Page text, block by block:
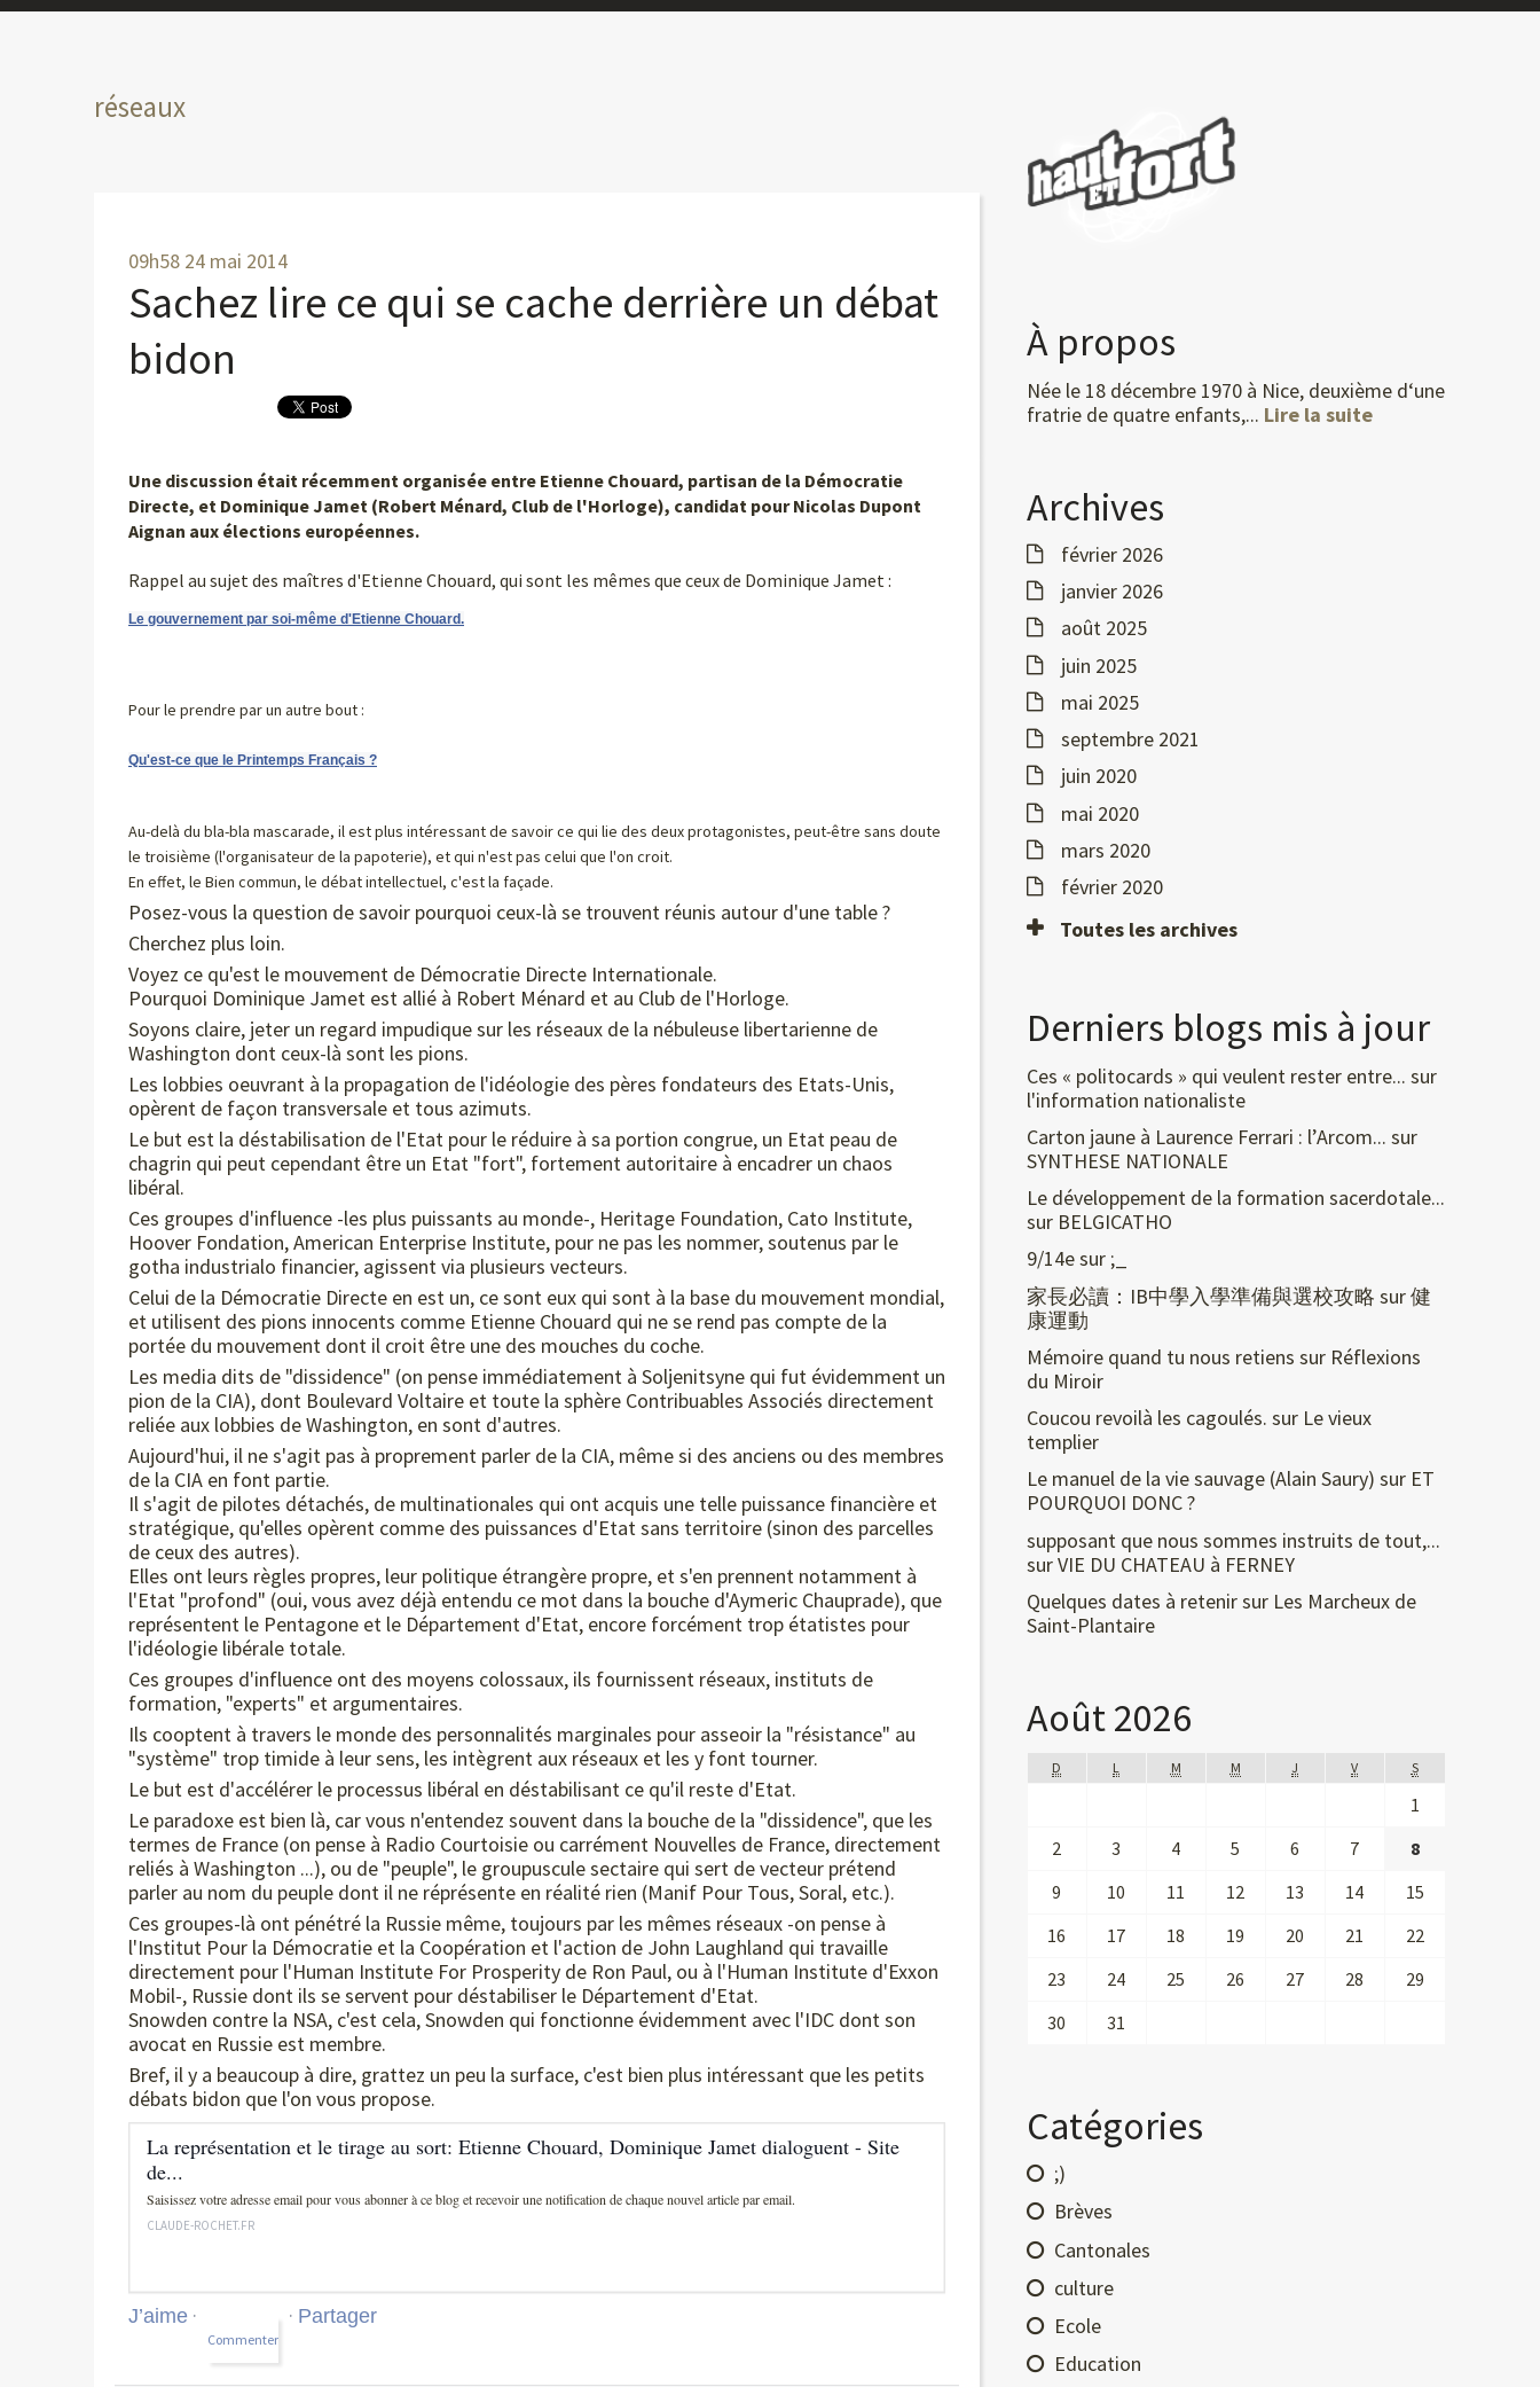
réseaux
09h58 24 mai 2014
Sachez lire ce qui se cache derrière un débat
bidon
Une discussion était récemment organisée entre Etienne Chouard, partisan de la Démocratie
Directe, et Dominique Jamet (Robert Ménard, Club de l'Horloge), candidat pour Nicolas Dupont
Aignan aux élections européennes.
Rappel au sujet des maîtres d'Etienne Chouard, qui sont les mêmes que ceux de Dominique Jamet :
Le gouvernement par soi-même d'Etienne Chouard.
Pour le prendre par un autre bout :
Qu'est-ce que le Printemps Français ?
Au-delà du bla-bla mascarade, il est plus intéressant de savoir ce qui lie des deux protagonistes, peut-être sans doute
le troisième (l'organisateur de la papoterie), et qui n'est pas celui que l'on croit.
En effet, le Bien commun, le débat intellectuel, c'est la façade.
Posez-vous la question de savoir pourquoi ceux-là se trouvent réunis autour d'une table ?
Cherchez plus loin.
Voyez ce qu'est le mouvement de Démocratie Directe Internationale.
Pourquoi Dominique Jamet est allié à Robert Ménard et au Club de l'Horloge.
Soyons claire, jeter un regard impudique sur les réseaux de la nébuleuse libertarienne de
Washington dont ceux-là sont les pions.
Les lobbies oeuvrant à la propagation de l'idéologie des pères fondateurs des Etats-Unis,
opèrent de façon transversale et tous azimuts.
Le but est la déstabilisation de l'Etat pour le réduire à sa portion congrue, un Etat peau de
chagrin qui peut cependant être un Etat "fort", fortement autoritaire à encadrer un chaos
libéral.
Ces groupes d'influence -les plus puissants au monde-, Heritage Foundation, Cato Institute,
Hoover Fondation, American Enterprise Institute, pour ne pas les nommer, soutenus par le
gotha industrialo financier, agissent via plusieurs vecteurs.
Celui de la Démocratie Directe en est un, ce sont eux qui sont à la base du mouvement mondial,
et utilisent des pions innocents comme Etienne Chouard qui ne se rend pas compte de la
portée du mouvement dont il croit être une des mouches du coche.
Les media dits de "dissidence" (on pense immédiatement à Soljenitsyne qui fut évidemment un
pion de la CIA), dont Boulevard Voltaire et toute la sphère Contribuables Associés directement
reliée aux lobbies de Washington, en sont d'autres.
Aujourd'hui, il ne s'agit pas à proprement parler de la CIA, même si des anciens ou des membres
de la CIA en font partie.
Il s'agit de pilotes détachés, de multinationales qui ont acquis une telle puissance financière et
stratégique, qu'elles opèrent comme des puissances d'Etat sans territoire (sinon des parcelles
de ceux des autres).
Elles ont leurs règles propres, leur politique étrangère propre, et s'en prennent notamment à
l'Etat "profond" (oui, vous avez déjà entendu ce mot dans la bouche d'Aymeric Chauprade), que
représentent le Pentagone et le Département d'Etat, encore forcément trop étatistes pour
l'idéologie libérale totale.
Ces groupes d'influence ont des moyens colossaux, ils fournissent réseaux, instituts de
formation, "experts" et argumentaires.
Ils cooptent à travers le monde des personnalités marginales pour asseoir la "résistance" au
"système" trop timide à leur sens, les intègrent aux réseaux et les y font tourner.
Le but est d'accélérer le processus libéral en déstabilisant ce qu'il reste d'Etat.
Le paradoxe est bien là, car vous n'entendez souvent dans la bouche de la "dissidence", que les
termes de France (on pense à Radio Courtoisie ou carrément Nouvelles de France, directement
reliés à Washington ...), ou de "peuple", le groupuscule sectaire qui sert de vecteur prétend
parler au nom du peuple dont il ne réprésente en réalité rien (Manif Pour Tous, Soral, etc.).
Ces groupes-là ont pénétré la Russie même, toujours par les mêmes réseaux -on pense à
l'Institut Pour la Démocratie et la Coopération et l'action de John Laughland qui travaille
directement pour l'Human Institute For Prosperity de Ron Paul, ou à l'Human Institute d'Exxon
Mobil-, Russie dont ils se servent pour déstabiliser le Département d'Etat.
Snowden contre la NSA, c'est cela, Snowden qui fonctionne évidemment avec l'IDC dont son
avocat en Russie est membre.
Bref, il y a beaucoup à dire, grattez un peu la surface, c'est bien plus intéressant que les petits
débats bidon que l'on vous propose.
La représentation et le tirage au sort: Etienne Chouard, Dominique Jamet dialoguent - Site
de...
Saisissez votre adresse email pour vous abonner à ce blog et recevoir une notification de chaque nouvel article par email.
CLAUDE-ROCHET.FR
J’aime · · Partager
À propos
Née le 18 décembre 1970 à Nice, deuxième d‘une
fratrie de quatre enfants,... Lire la suite
Archives
février 2026
janvier 2026
août 2025
juin 2025
mai 2025
septembre 2021
juin 2020
mai 2020
mars 2020
février 2020
Toutes les archives
Derniers blogs mis à jour
Ces « politocards » qui veulent rester entre... sur
l'information nationaliste
Carton jaune à Laurence Ferrari : l’Arcom... sur
SYNTHESE NATIONALE
Le développement de la formation sacerdotale...
sur BELGICATHO
9/14esur ;_
家長必讀：IB中學入學準備與選校攻略 sur健
康運動
Mémoire quand tu nous retiens sur Réflexions
du Miroir
Coucou revoilà les cagoulés. sur Le vieux
templier
Le manuel de la vie sauvage (Alain Saury) sur ET
POURQUOI DONC ?
supposant que nous sommes instruits de tout,...
surVIE DU CHATEAU à FERNEY
Quelques dates à retenirsur Les Marcheux de
Saint-Plantaire
Août 2026
D L M M J V S
1
2
3 4 5 6 7
8
9
10 11 12 13 14
15
16
17 18 19 20 21
22
23
24 25 26 27 28
29
30
31
Catégories
;)
Brèves
Cantonales
culture
Ecole
Education